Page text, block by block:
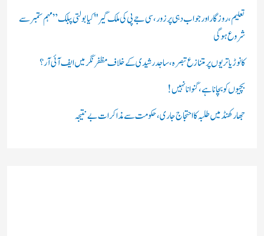
:تعلیم، روزگار اور جواب دہی پر زور، سی جے پی کی ملک گیر "کیا بولتی پبلک” مہم ستمبر سے
شروع ہوگی
کانوڑ یاتریوں پر متنازع تبصرہ، ساجد رشیدی کے خلاف مظفرنگر میں ایف آئی آر؟
بچیوں کو بچانا ہے، گنوانا نہیں!
جھارکھنڈ میں طلبہ کا احتجاج جاری، حکومت سے مذاکرات بے نتیجہ